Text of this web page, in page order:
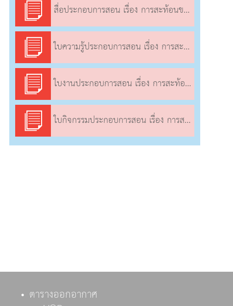
สื่อประกอบการสอน เรื่อง การสะท้อนของแสงจากแผ่นสะท้อนแสงผิวโค้ง
ใบความรู้ประกอบการสอน เรื่อง การสะท้อนของแสงจากแผ่นสะท้อนแสงผิวโค้ง
ใบงานประกอบการสอน เรื่อง การสะท้อนของแสงจากแผ่นสะท้อนแสงผิวโค้ง
ใบกิจกรรมประกอบการสอน เรื่อง การสะท้อนของแสงจากแผ่นสะท้อนแสงผิวโค้ง
ตารางออกอากาศ